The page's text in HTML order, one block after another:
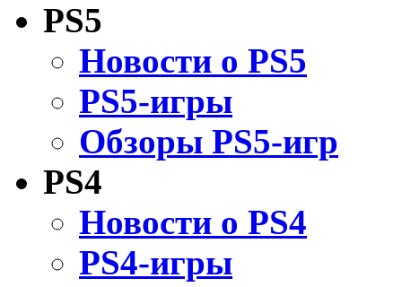
PS5
Новости о PS5
PS5-игры
Обзоры PS5-игр
PS4
Новости о PS4
PS4-игры